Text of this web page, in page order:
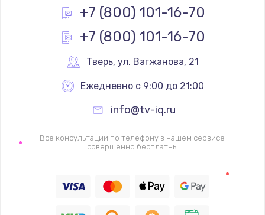
Заказать
900 руб.
Заказать
Не работает
1400 руб.
Восстановление цепи питания, пайка
+7 (800) 101-16-70
+7 (800) 101-16-70
Тверь, ул. Вагжанова, 21
Ежедневно с 9:00 до 21:00
info@tv-iq.ru
Все консультации по телефону в нашем сервисе
совершенно бесплатны